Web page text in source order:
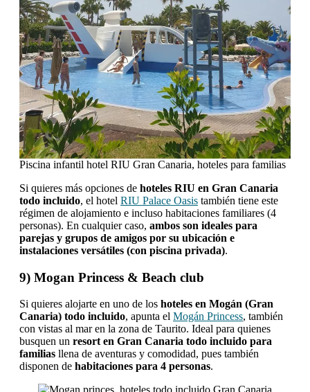
Piscina infantil hotel RIU Gran Canaria, hoteles para familias
Si quieres más opciones de hoteles RIU en Gran Canaria
todo incluido, el hotel RIU Palace Oasis también tiene este
régimen de alojamiento e incluso habitaciones familiares (4
personas). En cualquier caso, ambos son ideales para
parejas y grupos de amigos por su ubicación e
instalaciones versátiles (con piscina privada).
9) Mogan Princess & Beach club
Si quieres alojarte en uno de los hoteles en Mogán (Gran
Canaria) todo incluido, apunta el Mogán Princess, también
con vistas al mar en la zona de Taurito. Ideal para quienes
busquen un resort en Gran Canaria todo incluido para
familias llena de aventuras y comodidad, pues también
disponen de habitaciones para 4 personas.